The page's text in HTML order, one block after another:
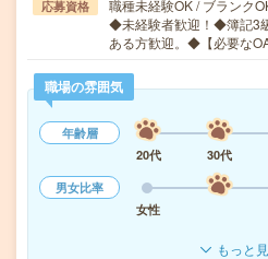
応募資格
職種未経験OK / ブランク
◆未経験者歓迎！◆簿記3
ある方歓迎。◆【必要な
職場の雰囲気
年齢層
20代
30代
男女比率
女性
もっと